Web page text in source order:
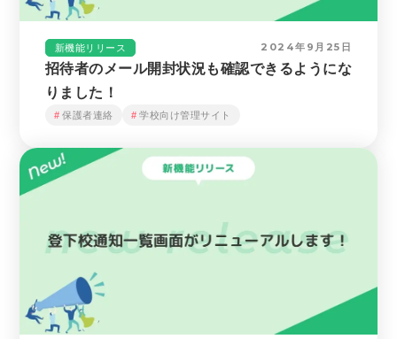
新機能リリース 2024年9月25日
招待者のメール開封状況も確認できるようにな
りました！
保護者連絡 学校向け管理サイト